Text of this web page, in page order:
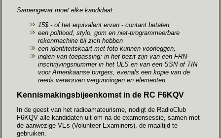
Samengevat moet elke kandidaat:
15$ - of het equivalent ervan - contant betalen,
een poltlood, stylo, gom en niet-programmeerbare
rekenmachine bij zich hebben
een identiteitskaart met foto kunnen voorleggen,
indien van toepassing: in het bezit zijn van een FRN-
inschrijvingsnummer in het ULS en van een SSN of TIN
voor Amerikaanse burgers, evenals een kopie van de
reeds verworven vergunningen en elementen.
Kennismakingsbijeenkomst in de RC F6KQV
In de geest van het radioamateurisme, nodigt de RadioClub
F6KQV alle kandidaten uit om na de examensessie, samen met
de aanwezige VEs (Volunteer Examiners), de maaltijd te
gebruiken.